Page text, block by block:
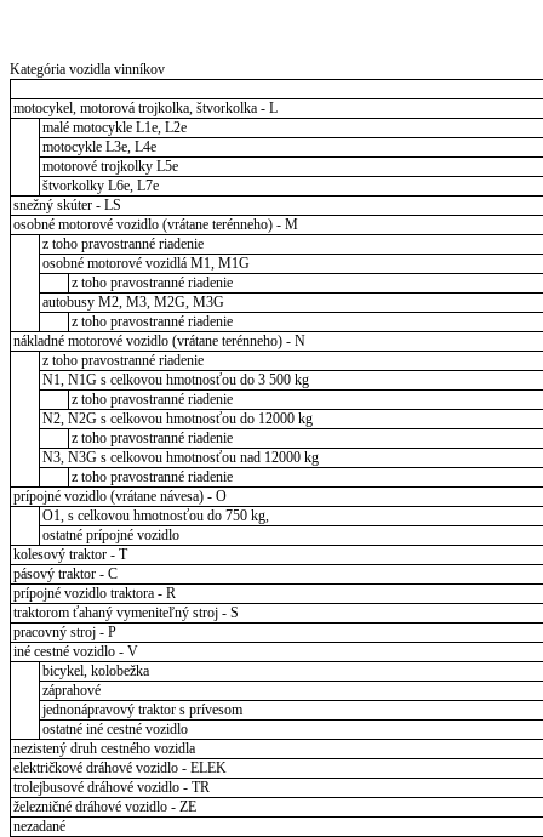
Kategória vozidla vinníkov
motocykel, motorová trojkolka, štvorkolka - L
malé motocykle L1e, L2e
motocykle L3e, L4e
motorové trojkolky L5e
štvorkolky L6e, L7e
snežný skúter - LS
osobné motorové vozidlo (vrátane terénneho) - M
z toho pravostranné riadenie
osobné motorové vozidlá M1, M1G
z toho pravostranné riadenie
autobusy M2, M3, M2G, M3G
z toho pravostranné riadenie
nákladné motorové vozidlo (vrátane terénneho) - N
z toho pravostranné riadenie
N1, N1G s celkovou hmotnosťou do 3 500 kg
z toho pravostranné riadenie
N2, N2G s celkovou hmotnosťou do 12000 kg
z toho pravostranné riadenie
N3, N3G s celkovou hmotnosťou nad 12000 kg
z toho pravostranné riadenie
prípojné vozidlo (vrátane návesa) - O
O1, s celkovou hmotnosťou do 750 kg,
ostatné prípojné vozidlo
kolesový traktor - T
pásový traktor - C
prípojné vozidlo traktora - R
traktorom ťahaný vymeniteľný stroj - S
pracovný stroj - P
iné cestné vozidlo - V
bicykel, kolobežka
záprahové
jednonápravový traktor s prívesom
ostatné iné cestné vozidlo
nezistený druh cestného vozidla
električkové dráhové vozidlo - ELEK
trolejbusové dráhové vozidlo - TR
železničné dráhové vozidlo - ZE
nezadané